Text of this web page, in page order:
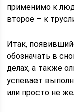
применимо к
второе – к
Итак,
обозначать в
делах, а также
успевает
или просто не